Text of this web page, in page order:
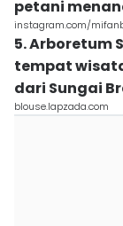
petani
instagram.com/
5. Arboretum
tempat
dari Sungai
blouse.lapzada.com